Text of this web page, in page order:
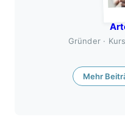
Gründer ·
Mehr